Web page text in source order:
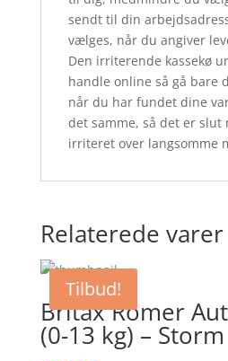
sendt til din
vælges, når du angiver
Den irriterende kassekø
handle online så gå bare
når du har fundet dine
det samme, så det er slut
irriteret over langsomme
Relaterede varer
Tilbud!
Britax Römer
(0-13 kg) –